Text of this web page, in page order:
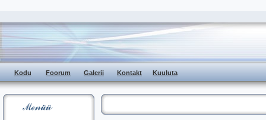
Kodu Foorum Galerii Kontakt Kuuluta